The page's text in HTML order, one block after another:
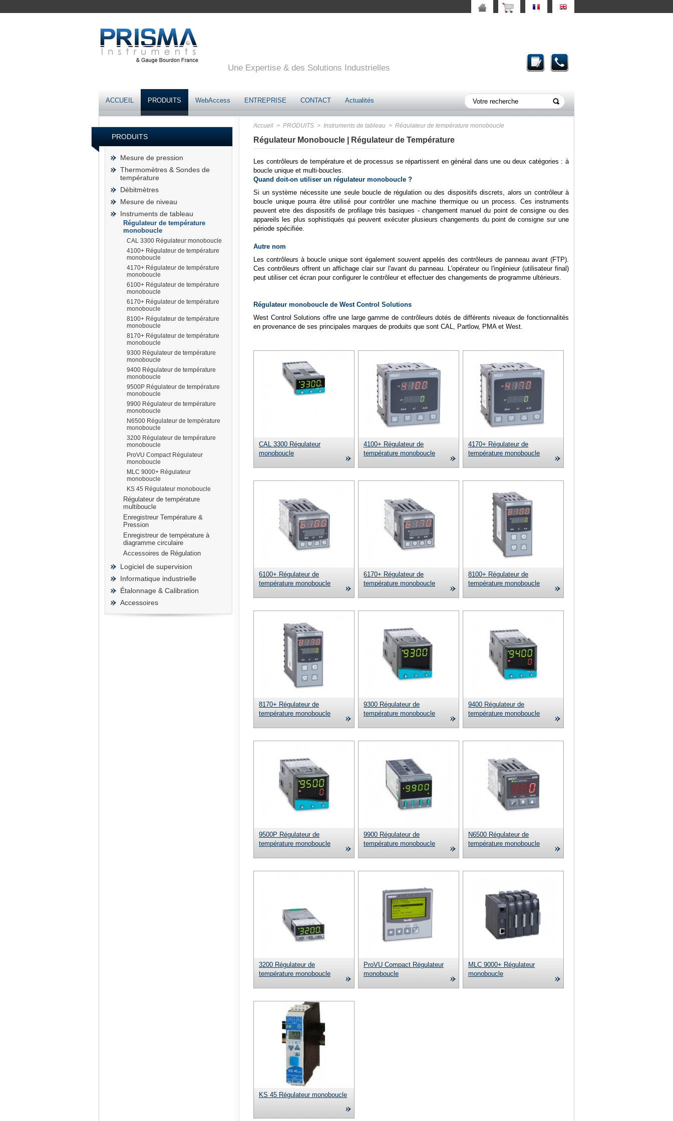
Une Expertise & des Solutions Industrielles
de
ACCUEIL PRODUITS WebAccess ENTREPRISE CONTACT Actualités
PRODUITS
Mesure de pression
Thermomètres & Sondes de
température
Débitmètres
Mesure de niveau
Instruments de tableau
Régulateur de température
monoboucle
CAL 3300 Régulateur monoboucle
4100+ Régulateur de température
monoboucle
4170+ Régulateur de température
monoboucle
6100+ Régulateur de température
monoboucle
6170+ Régulateur de température
monoboucle
8100+ Régulateur de température
monoboucle
8170+ Régulateur de température
monoboucle
9300 Régulateur de température
monoboucle
9400 Régulateur de température
monoboucle
9500P Régulateur de température
monoboucle
9900 Régulateur de température
monoboucle
N6500 Régulateur de température
monoboucle
3200 Régulateur de température
monoboucle
ProVU Compact Régulateur
monoboucle
MLC 9000+ Régulateur
monoboucle
KS 45 Régulateur monoboucle
Régulateur de température
multiboucle
Enregistreur Température &
Pression
Enregistreur de température à
diagramme circulaire
Accessoires de Régulation
Logiciel de supervision
Informatique industrielle
Étalonnage & Calibration
Accessoires
Accueil > PRODUITS > Instruments de tableau > Régulateur de température monoboucle
Régulateur Monoboucle | Régulateur de Température
Les contrôleurs de température et de processus se répartissent en général dans une ou deux catégories : à
boucle unique et multi-boucles.
Quand doit-on utiliser un régulateur monoboucle ?
Si un système nécessite une seule boucle de régulation ou des dispositifs discrets, alors un contrôleur à
boucle unique pourra être utilisé pour contrôler une machine thermique ou un process. Ces instruments
peuvent etre des dispositifs de profilage très basiques - changement manuel du point de consigne ou des
appareils les plus sophistiqués qui peuvent exécuter plusieurs changements du point de consigne sur une
période spécifiée.
Autre nom
Les contrôleurs à boucle unique sont également souvent appelés des contrôleurs de panneau avant (FTP).
Ces contrôleurs offrent un affichage clair sur l'avant du panneau. L'opérateur ou l'ingénieur (utilisateur final)
peut utiliser cet écran pour configurer le contrôleur et effectuer des changements de programme ultérieurs.
Régulateur monoboucle de West Control Solutions
West Control Solutions offre une large gamme de contrôleurs dotés de différents niveaux de fonctionnalités
en provenance de ses principales marques de produits que sont CAL, Partlow, PMA et West.
CAL 3300 Régulateur
monoboucle
4100+ Régulateur de
température monoboucle
4170+ Régulateur de
température monoboucle
6100+ Régulateur de
température monoboucle
6170+ Régulateur de
température monoboucle
8100+ Régulateur de
température monoboucle
8170+ Régulateur de
température monoboucle
9300 Régulateur de
température monoboucle
9400 Régulateur de
température monoboucle
9500P Régulateur de
température monoboucle
9900 Régulateur de
température monoboucle
N6500 Régulateur de
température monoboucle
3200 Régulateur de
température monoboucle
ProVU Compact Régulateur
monoboucle
MLC 9000+ Régulateur
monoboucle
KS 45 Régulateur monoboucle